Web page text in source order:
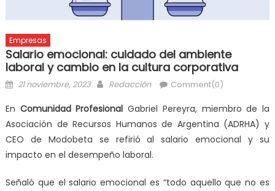
Empresas
Salario emocional: cuidado del ambiente
laboral y cambio en la cultura corporativa
21 noviembre, 2023 Redacción Comment(0)
En Comunidad Profesional Gabriel Pereyra, miembro de la
Asociación de Recursos Humanos de Argentina (ADRHA) y
CEO de Modobeta se refirió al salario emocional y su
impacto en el desempeño laboral.
Señaló que el salario emocional es “todo aquello que no es